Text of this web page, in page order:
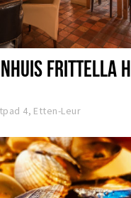
FRITTELLA
4, Etten-Leur